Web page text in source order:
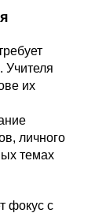
Учителя
их
личного
темах
фокус с